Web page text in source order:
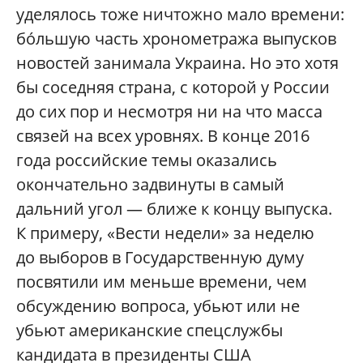
уделялось тоже ничтожно мало времени:
бóльшую часть хронометража выпусков
новостей занимала Украина. Но это хотя
бы соседняя страна, с которой у России
до сих пор и несмотря ни на что масса
связей на всех уровнях. В конце 2016
года российские темы оказались
окончательно задвинуты в самый
дальний угол — ближе к концу выпуска.
К примеру, «Вести недели» за неделю
до выборов в Государственную думу
посвятили им меньше времени, чем
обсуждению вопроса, убьют или не
убьют американские спецслужбы
кандидата в президенты США